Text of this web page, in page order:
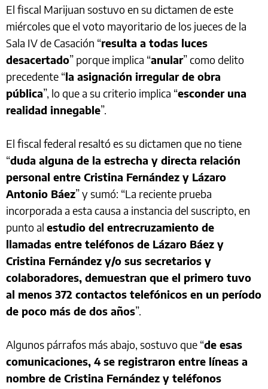
El fiscal Marijuan sostuvo en su dictamen de este
miércoles que el voto mayoritario de los jueces de la
Sala IV de Casación “resulta a todas luces
desacertado” porque implica “anular” como delito
precedente “la asignación irregular de obra
pública”, lo que a su criterio implica “esconder una
realidad innegable”.
El fiscal federal resaltó es su dictamen que no tiene
“duda alguna de la estrecha y directa relación
personal entre Cristina Fernández y Lázaro
Antonio Báez” y sumó: “La reciente prueba
incorporada a esta causa a instancia del suscripto, en
punto al estudio del entrecruzamiento de
llamadas entre teléfonos de Lázaro Báez y
Cristina Fernández y/o sus secretarios y
colaboradores, demuestran que el primero tuvo
al menos 372 contactos telefónicos en un período
de poco más de dos años”.
Algunos párrafos más abajo, sostuvo que “de esas
comunicaciones, 4 se registraron entre líneas a
nombre de Cristina Fernández y teléfonos